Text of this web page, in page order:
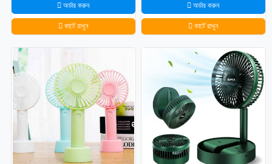
অর্ডার করুন
কার্টে রাখুন
অর্ডার করুন
কার্টে রাখুন